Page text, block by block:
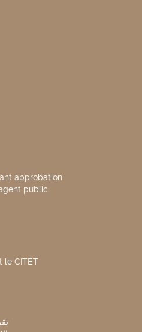
approbation
public
le CITET